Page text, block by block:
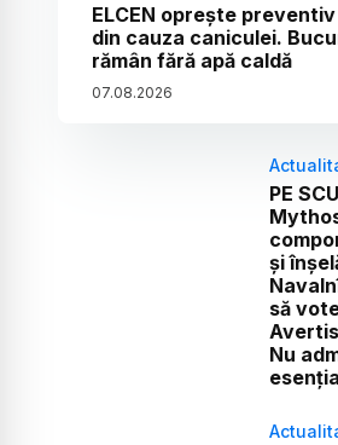
ELCEN oprește
din cauza caniculei.
rămân fără apă caldă
07.08.2026
PE
și
să
Nu